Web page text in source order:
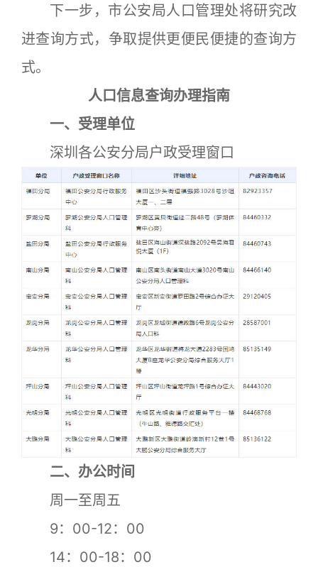
下一步，市公安局人口管理处将研究改
进查询方式，争取提供更便民便捷的查询方
式。
人口信息查询办理指南
一、受理单位
深圳各公安分局户政受理窗口
二、办公时间
周一至周五
9：00-12：00
14：00-18：00